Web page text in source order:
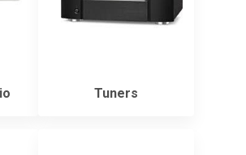
Tuners